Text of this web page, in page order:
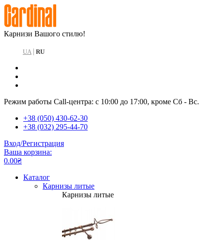
Карнизи Вашого стилю!
UA | RU
Режим работы Call-центра: с 10:00 до 17:00, кроме Сб - Вс.
+38 (050) 430-62-30
+38 (032) 295-44-70
Вход/Регистрация
Ваша корзина:
0.00₴
Каталог
Карнизы литые
Карнизы литые